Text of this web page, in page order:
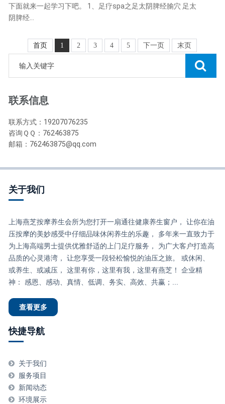
下面就来一起学习下吧。 1、足疗spa之足太阴脾经腧穴 足太
阴脾经...
首页 1 2 3 4 5 下一页 末页
联系信息
联系方式：19207076235
咨询ＱＱ：762463875
邮箱：762463875@qq.com
关于我们
上海燕芝按摩养生会所为您打开一扇通往健康养生窗户， 让你在油
压按摩的美妙感受中仔细品味休闲养生的乐趣， 多年来一直致力于
为上海高端男士提供优雅舒适的上门足疗服务， 为广大客户打造高
品质的心灵港湾， 让您享受一段轻松愉悦的油压之旅。 或休闲、
或养生、或减压， 这里有你，这里有我，这里有燕芝！ 企业精
神： 感恩、感动、真情、低调、务实、高效、共赢；...
查看更多
快捷导航
关于我们
服务项目
新闻动态
环境展示